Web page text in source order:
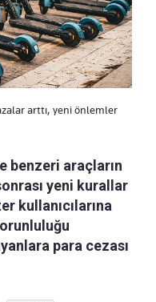
arttı, yeni önlemler
benzeri araçların
yeni kurallar
kullanıcılarına
para cezası